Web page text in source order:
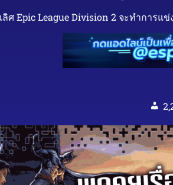
ศ Epic League Division 2 จะทำการแ